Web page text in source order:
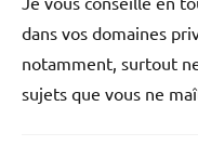
dans vos domaines
notamment, surtout
sujets que vous ne